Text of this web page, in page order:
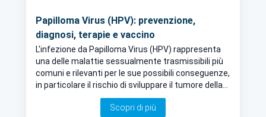
Papilloma Virus (HPV): prevenzione,
diagnosi, terapie e vaccino
L'infezione da Papilloma Virus (HPV) rappresenta
una delle malattie sessualmente trasmissibili più
comuni e rilevanti per le sue possibili conseguenze,
in particolare il rischio di sviluppare il tumore della
cervice uterina e altre neoplasie. Approfondiamo
l’argomento con il Dott. Stefano Fracchioli,
Scopri di più